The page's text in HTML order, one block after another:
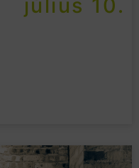
július 10.